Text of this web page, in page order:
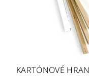
KARTÓNOVÉ